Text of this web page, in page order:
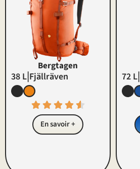
Bergtagen
38 L|Fjällräven
En savoir +
72 L|